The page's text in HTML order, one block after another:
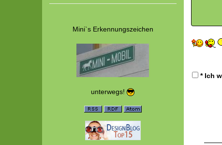
* Ich
Mini`s Erkennungszeichen
unterwegs!